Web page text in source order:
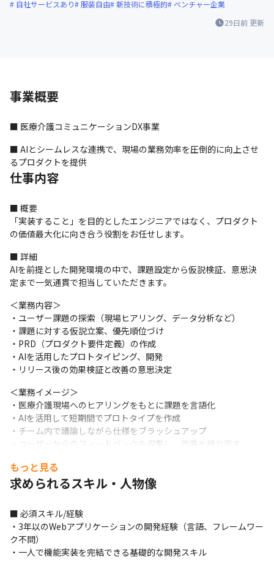
29日前 更新
自社サービスあり
服装自由 新技術に積極的 ベンチャー企業
事業概要
■ 医療介護コミュニケーションDX事業
■ AIとシームレスな連携で、現場の業務効率を圧倒的に向上させ
るプロダクトを提供
仕事内容
■ 概要
「実装すること」を目的としたエンジニアではなく、プロダクト
の価値最大化に向き合う役割をお任せします。
■ 詳細
AIを前提とした開発環境の中で、課題設定から仮説検証、意思決
定まで一気通貫で担当していただきます。
＜業務内容＞
・ユーザー課題の探索（現場ヒアリング、データ分析など）
・課題に対する仮説立案、優先順位づけ
・PRD（プロダクト要件定義）の作成
・AIを活用したプロトタイピング、開発
・リリース後の効果検証と改善の意思決定
＜業務イメージ＞
・医療介護現場へのヒアリングをもとに課題を言語化
・AIを活用して短期間でプロトタイプを作成
・チーム内で議論しながら仕様をブラッシュアップ
・ユーザーからのフィードバックを収集し、改善を繰り返す
（変更の範囲）会社の定める業務
■ この仕事の面白み、魅力
・医療介護という日本全体に影響する大きな社会課題に向き合
い、プロダクト開発を通じて本質的な価値提供ができます
・創業から数年でチームは10倍以上に拡大、売上も前年比5倍と急
成長中で、プロダクトや組織ともに変化の中心で意思決定に関わ
もっと見る
求められるスキル・人物像
■ 必須スキル/経験
・3年以のWebアプリケーションの開発経験（言語、フレームワー
ク不問）
・一人で機能実装を完結できる基礎的な開発スキル